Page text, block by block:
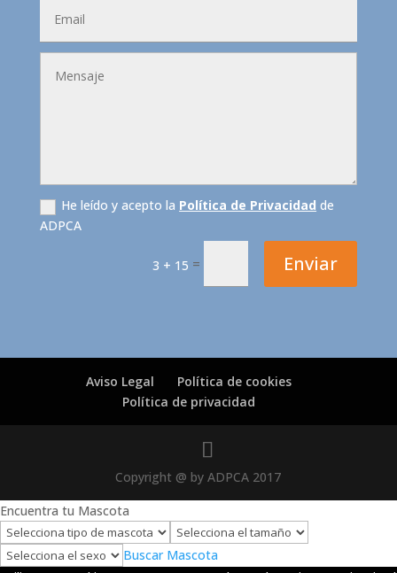
He leído y acepto la Política de Privacidad de
ADPCA
3 + 15 = Enviar
Aviso Legal
Política de cookies
Política de privacidad
Copyright @ by ADPCA 2017
Encuentra tu Mascota
Buscar Mascota